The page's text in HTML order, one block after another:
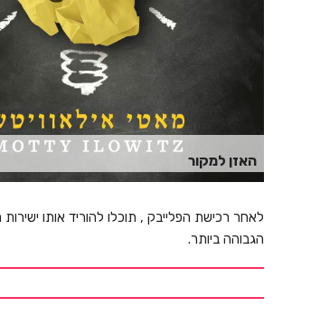
האזן למקור
לאחר רכישת הפלייבק , תוכלו להוריד אותו
הגבוהה ביותר.